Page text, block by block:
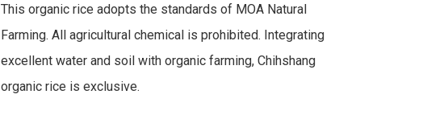
This organic rice adopts the standards of MOA Natural
Farming. All agricultural chemical is prohibited. Integrating
excellent water and soil with organic farming, Chihshang
organic rice is exclusive.